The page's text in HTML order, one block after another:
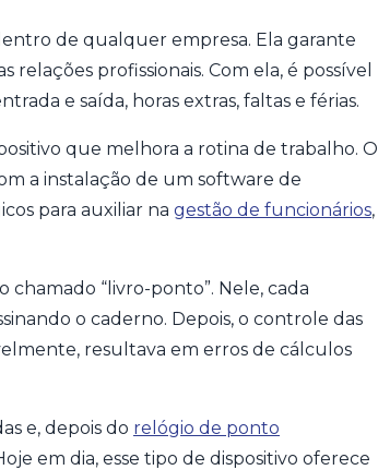
de qualquer empresa. Ela garante
profissionais. Com ela, é possível
e saída, horas extras, faltas e férias.
que melhora a rotina de trabalho. O
a instalação de um software de
para auxiliar na gestão de funcionários,
“livro-ponto”. Nele, cada
o caderno. Depois, o controle das
resultava em erros de cálculos
e, depois do relógio de ponto
em dia, esse tipo de dispositivo oferece